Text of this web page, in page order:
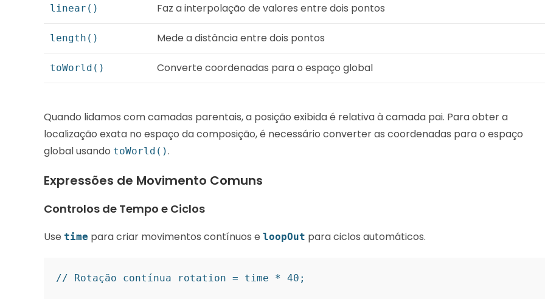
linear() Faz a interpolação de valores entre dois pontos
length() Mede a distância entre dois pontos
toWorld() Converte coordenadas para o espaço global
Quando lidamos com camadas parentais, a posição exibida é relativa à camada pai. Para obter a
localização exata no espaço da composição, é necessário converter as coordenadas para o espaço
global usando toWorld().
Expressões de Movimento Comuns
Controlos de Tempo e Ciclos
Use time para criar movimentos contínuos e loopOut para ciclos automáticos.
// Rotação contínua rotation = time * 40;